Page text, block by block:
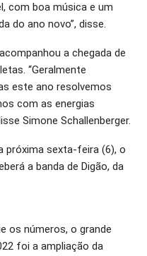
com boa música e um
do ano novo”, disse.
a chegada de
“Geralmente
este ano resolvemos
com as energias
Simone Schallenberger.
próxima sexta-feira (6), o
a banda de Digão, da
os números, o grande
foi a ampliação da